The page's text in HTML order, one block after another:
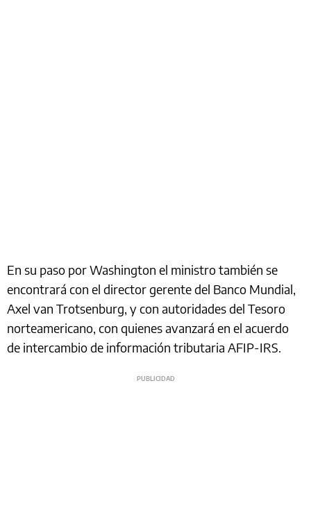
En su paso por Washington el ministro también se
encontrará con el director gerente del Banco Mundial,
Axel van Trotsenburg, y con autoridades del Tesoro
norteamericano, con quienes avanzará en el acuerdo
de intercambio de información tributaria AFIP-IRS.